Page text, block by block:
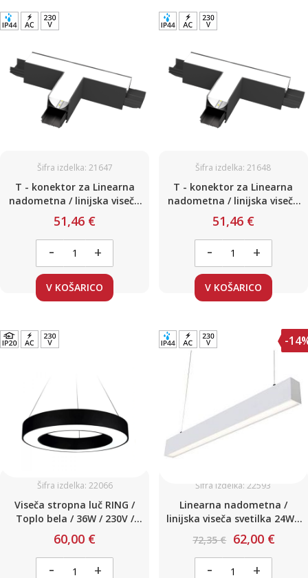
Šifra izdelka: 21647
T - konektor za Linearna
nadometna / linijska viseča
svetila / črna / 12W / 1200lm /
4000K
51,46 €
- +
V KOŠARICO
Šifra izdelka: 21648
T - konektor za Linearna
nadometna / linijska viseča
svetila / črna / 12W / 1200lm /
3000K
51,46 €
- +
V KOŠARICO
Šifra izdelka: 22066
Viseča stropna luč RING /
Toplo bela / 36W / 230V /
ф500mm
60,00 €
- +
-
Šifra izdelka: 22593
Linearna nadometna /
linijska viseča svetilka 24W /
L-600 mm Toplo bela
72,35 € 62,00 €
- +